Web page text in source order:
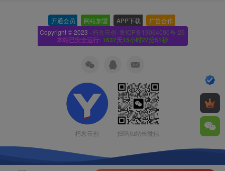
开通会员 网站加盟 APP下载 广告合作
Copyright © 2023 · 朽念云创· 鲁ICP备19064000号-26
本站已安全运行: 1637天15小时27分51秒
朽念云创 扫码加站长微信